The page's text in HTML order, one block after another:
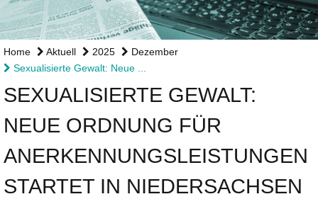
Home Aktuell 2025
Dezember
Sexualisierte Gewalt: Neue ...
SEXUALISIERTE GEWALT:
NEUE ORDNUNG FÜR
ANERKENNUNGSLEISTUNGEN
STARTET IN NIEDERSACHSEN